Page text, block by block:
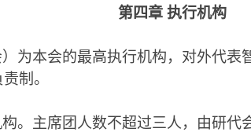
第四章 执行机构
为本会的最高执行机构，对外代表
制。
。主席团人数不超过三人，由研代